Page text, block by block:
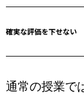
確実な評価を下せない
通常の授業で